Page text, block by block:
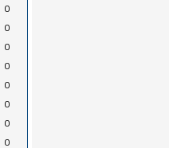
0
0
0
0
0
0
0
0